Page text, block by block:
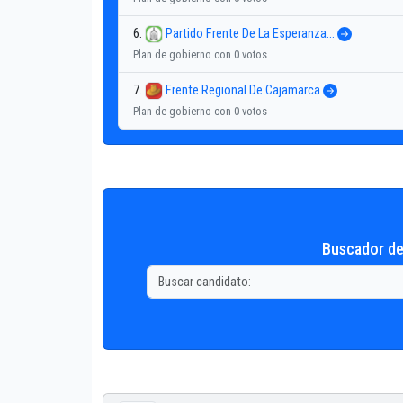
6. Partido Frente De La Esperanza...
Plan de gobierno con 0 votos
7. Frente Regional De Cajamarca
Plan de gobierno con 0 votos
Buscador